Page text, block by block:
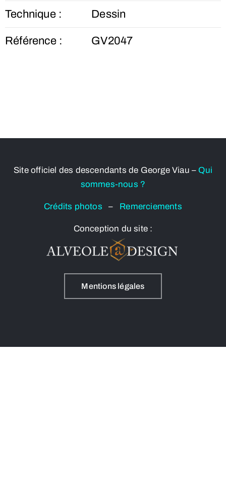
Technique : Dessin
Référence : GV2047
Site officiel des descendants de George Viau – Qui
sommes-nous ?
Crédits photos– Remerciements
Conception du site :
Mentions légales